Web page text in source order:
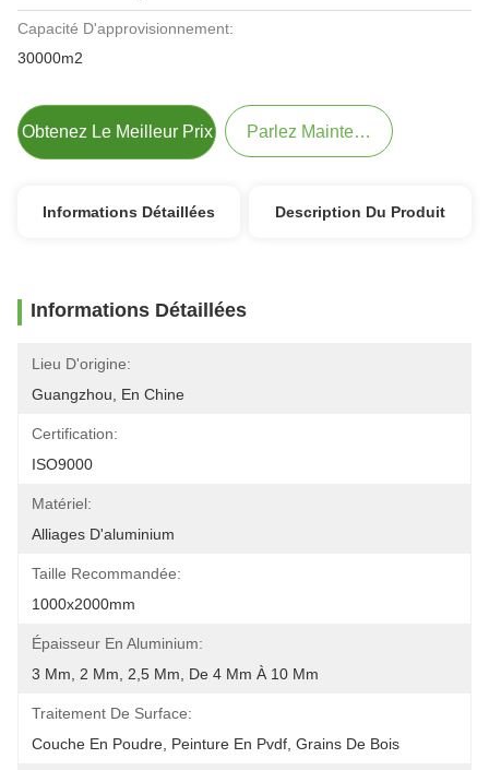
Capacité D'approvisionnement:
30000m2
Obtenez Le Meilleur Prix Parlez Maintenant.
Informations Détaillées Description Du Produit
Informations Détaillées
Lieu D'origine:
Guangzhou, En Chine
Certification:
ISO9000
Matériel:
Alliages D'aluminium
Taille Recommandée:
1000x2000mm
Épaisseur En Aluminium:
3 Mm, 2 Mm, 2,5 Mm, De 4 Mm À 10 Mm
Traitement De Surface:
Couche En Poudre, Peinture En Pvdf, Grains De Bois